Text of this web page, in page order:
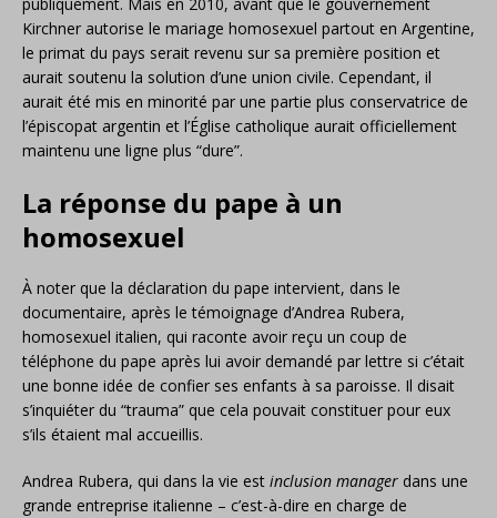
Kirchner autorise le mariage homosexuel partout en Argentine,
le primat du pays serait revenu sur sa première position et
aurait soutenu la solution d’une union civile. Cependant, il
aurait été mis en minorité par une partie plus conservatrice de
l’épiscopat argentin et l’Église catholique aurait officiellement
maintenu une ligne plus “dure”.
La réponse du pape à un
homosexuel
À noter que la déclaration du pape intervient, dans le
documentaire, après le témoignage d’Andrea Rubera,
homosexuel italien, qui raconte avoir reçu un coup de
téléphone du pape après lui avoir demandé par lettre si c’était
une bonne idée de confier ses enfants à sa paroisse. Il disait
s’inquiéter du “trauma” que cela pouvait constituer pour eux
s’ils étaient mal accueillis.
Andrea Rubera, qui dans la vie est inclusion manager dans une
grande entreprise italienne – c’est-à-dire en charge de